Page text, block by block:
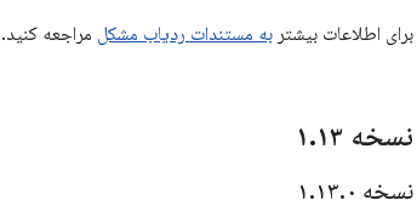
برای اطلاعات بیشتر به مستندات ردیاب مشکل مراجعه کنید.
نسخه ۱ .۱۳
نسخه ۱ .۱۳.۰